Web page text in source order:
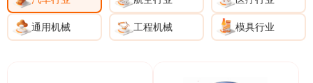
通用机械 工程机械 模具行业